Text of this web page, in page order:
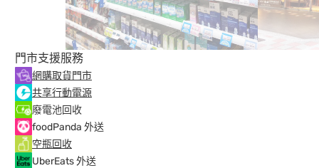
門市支援服務
網購取貨門市
共享行動電源
廢電池回收
foodPanda 外送
空瓶回收
UberEats 外送